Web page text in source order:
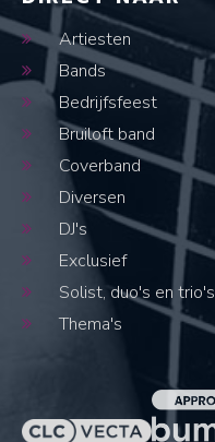
Artiesten
Bands
Bedrijfsfeest
Bruiloft band
Coverband
Diversen
DJ's
Exclusief
Solist, duo's en trio's
Thema's